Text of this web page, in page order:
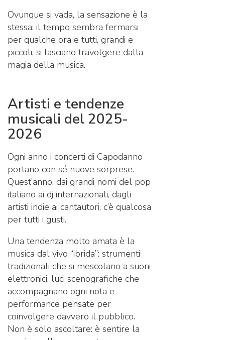
Ovunque si vada, la sensazione è la
stessa: il tempo sembra fermarsi
per qualche ora e tutti, grandi e
piccoli, si lasciano travolgere dalla
magia della musica.
Artisti e tendenze
musicali del 2025-
2026
Ogni anno i concerti di Capodanno
portano con sé nuove sorprese.
Quest’anno, dai grandi nomi del pop
italiano ai dj internazionali, dagli
artisti indie ai cantautori, c’è qualcosa
per tutti i gusti.
Una tendenza molto amata è la
musica dal vivo “ibrida”: strumenti
tradizionali che si mescolano a suoni
elettronici, luci scenografiche che
accompagnano ogni nota e
performance pensate per
coinvolgere davvero il pubblico.
Non è solo ascoltare: è sentire la